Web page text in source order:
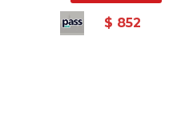
$ 852